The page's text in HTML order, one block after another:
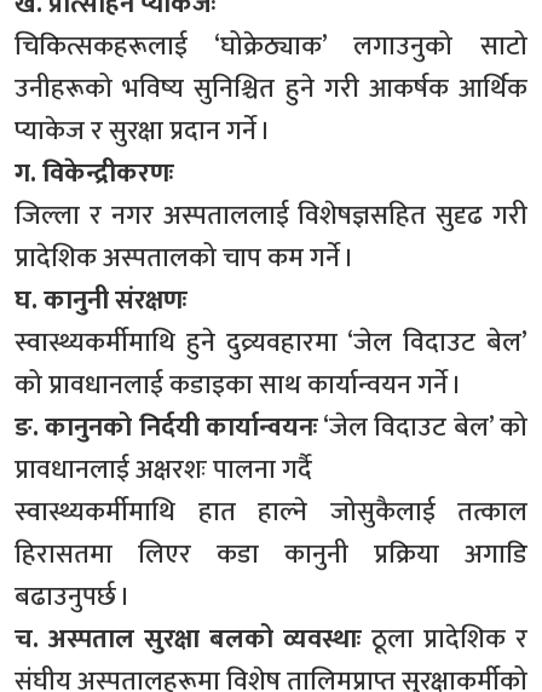
चिकित्सकहरूलाई ‘घोक्रेठ्याक’ लगाउनुको साटो
उनीहरूको भविष्य सुनिश्चित हुने गरी आकर्षक आर्थिक
प्याकेज र सुरक्षा प्रदान गर्ने ।
ग. विकेन्द्रीकरणः
जिल्ला र नगर अस्पताललाई विशेषज्ञसहित सुदृढ गरी
प्रादेशिक अस्पतालको चाप कम गर्ने ।
घ. कानुनी संरक्षणः
स्वास्थ्यकर्मीमाथि हुने दुव्र्यवहारमा ‘जेल विदाउट बेल’
को प्रावधानलाई कडाइका साथ कार्यान्वयन गर्ने ।
ङ. कानुनको निर्दयी कार्यान्वयनः‘जेल विदाउट बेल’ को
प्रावधानलाई अक्षरशः पालना गर्दै
स्वास्थ्यकर्मीमाथि हात हाल्ने जोसुकैलाई तत्काल
हिरासतमा लिएर कडा कानुनी प्रक्रिया अगाडि
बढाउनुपर्छ ।
च. अस्पताल सुरक्षा बलको व्यवस्थाः ठूला प्रादेशिक र
संघीय अस्पतालहरूमा विशेष तालिमप्राप्त सुरक्षाकर्मीको